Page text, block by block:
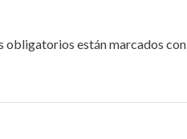
obligatorios están marcados con